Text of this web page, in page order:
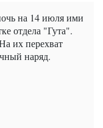
на 14 июля ими
отдела "Гута".
их перехват
наряд.